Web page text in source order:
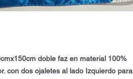
doble faz en material 100%
con dos ojaletes al lado Izquierdo para